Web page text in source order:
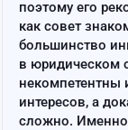
поэтому его
как совет
большинство
в юридическом
некомпетентны
интересов, а
сложно. Именно